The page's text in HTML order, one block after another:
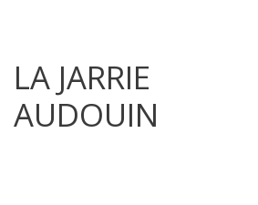
LA JARRIE
AUDOUIN